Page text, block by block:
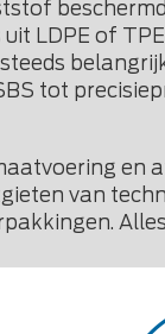
LDPE of
tot
en
van